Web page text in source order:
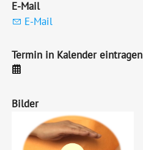
E-Mail
E-Mail
Termin in Kalender eintragen
Bilder